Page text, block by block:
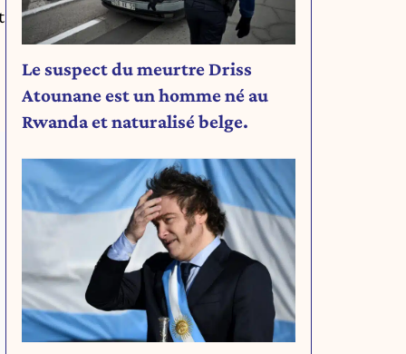
Le suspect du meurtre Driss
Atounane est un homme né au
Rwanda et naturalisé belge.